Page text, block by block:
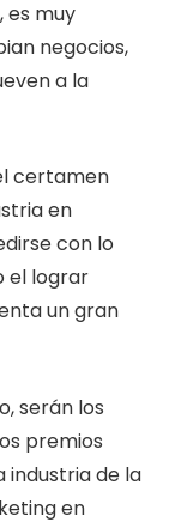
es muy
negocios,
a la
certamen
en
con lo
el lograr
un gran
serán los
premios
industria de la
en